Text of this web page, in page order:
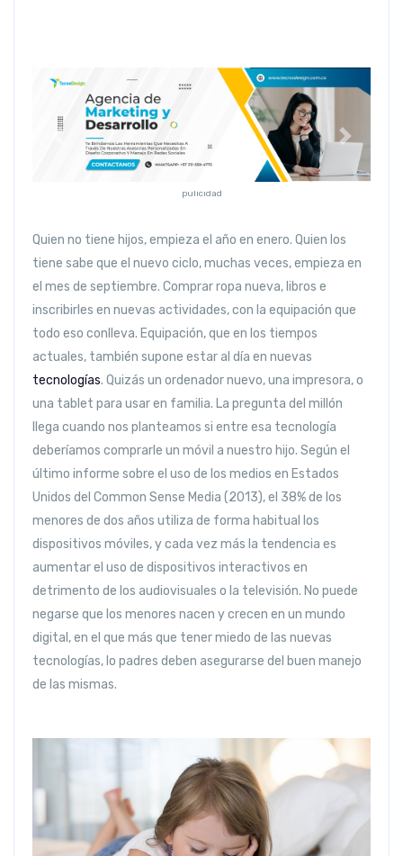
pulicidad
Anterior Siguiente
Quien no tiene hijos, empieza el año en enero. Quien los
tiene sabe que el nuevo ciclo, muchas veces, empieza en
el mes de septiembre. Comprar ropa nueva, libros e
inscribirles en nuevas actividades, con la equipación que
todo eso conlleva. Equipación, que en los tiempos
actuales, también supone estar al día en nuevas
tecnologías. Quizás un ordenador nuevo, una impresora, o
una tablet para usar en familia. La pregunta del millón
llega cuando nos planteamos si entre esa tecnología
deberíamos comprarle un móvil a nuestro hijo. Según el
último informe sobre el uso de los medios en Estados
Unidos del Common Sense Media (2013), el 38% de los
menores de dos años utiliza de forma habitual los
dispositivos móviles, y cada vez más la tendencia es
aumentar el uso de dispositivos interactivos en
detrimento de los audiovisuales o la televisión. No puede
negarse que los menores nacen y crecen en un mundo
digital, en el que más que tener miedo de las nuevas
tecnologías, lo padres deben asegurarse del buen manejo
de las mismas.